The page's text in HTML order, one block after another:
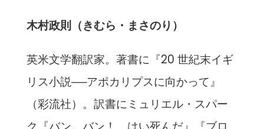
木村政則（きむら・まさのり）
英米文学翻訳家。著書に『20 世紀末イギ
リス小説──アポカリプスに向かって』
（彩流社）。訳書にミュリエル・スパー